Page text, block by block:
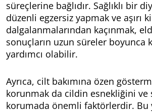
süreçlerine bağlıdır. Sağlıklı bir
düzenli egzersiz yapmak ve aşırı
dalgalanmalarından kaçınmak,
sonuçların uzun süreler boyunca
yardımcı olabilir.
Ayrıca, cilt bakımına özen
korunmak da cildin esnekliğini ve
korumada önemli faktörlerdir. Bu